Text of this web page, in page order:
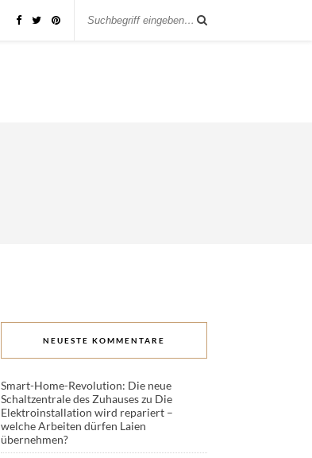
NEUESTE KOMMENTARE
Smart-Home-Revolution: Die neue
Schaltzentrale des Zuhauseszu Die
Elektroinstallation wird repariert –
welche Arbeiten dürfen Laien
übernehmen?